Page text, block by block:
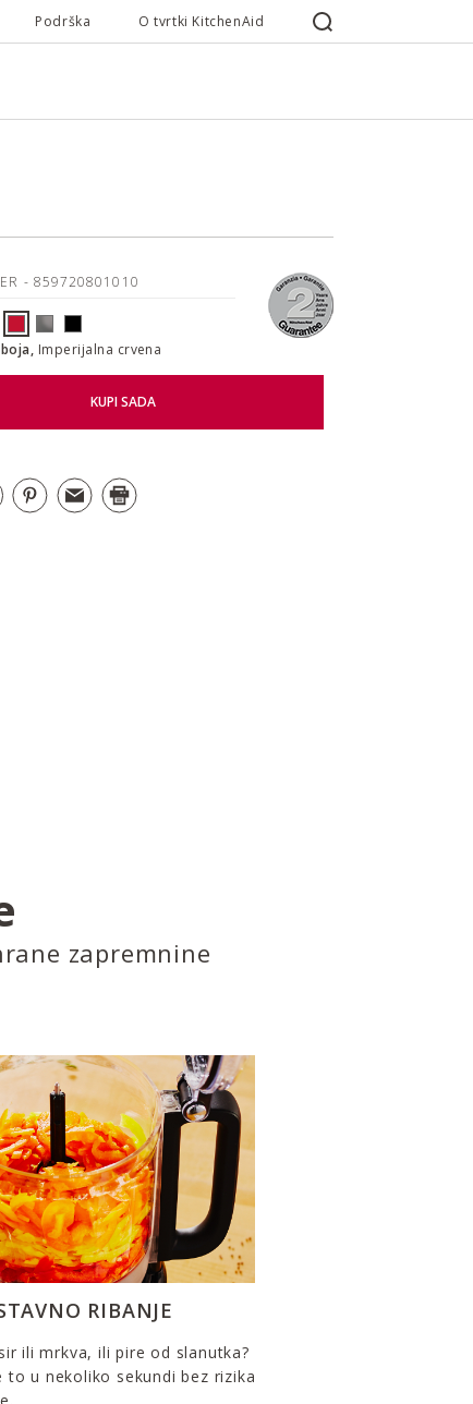
Podrška O tvrtki KitchenAid
- 859720801010
Imperijalna crvena
KUPI SADA
zapremnine
RIBANJE
ili mrkva, ili pire od slanutka?
to u nekoliko sekundi bez rizika